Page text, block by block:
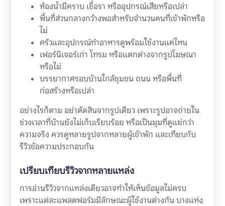
ห้องน้ำมีคราบ เชื้อรา หรืออุปกรณ์เสียหรือเปล่า
พื้นที่ส่วนกลางกว้างพอสำหรับจำนวนคนที่เข้าพักหรือ
ไม่
ครัวและอุปกรณ์ทำอาหารดูพร้อมใช้งานแค่ไหน
เฟอร์นิเจอร์เก่า โทรม หรือแตกต่างจากรูปโฆษณา
หรือไม่
บรรยากาศรอบบ้านใกล้ชุมชน ถนน หรือพื้นที่
ก่อสร้างหรือเปล่า
อย่างไรก็ตาม อย่าตัดสินจากรูปเดียว เพราะรูปอาจถ่ายใน
ช่วงเวลาที่บ้านยังไม่เก็บเรียบร้อย หรือเป็นมุมที่ดูแย่กว่า
ความจริง ควรดูหลายรูปจากหลายผู้เข้าพัก และเทียบกับ
รีวิวข้อความประกอบกัน
เปรียบเทียบรีวิวจากหลายแหล่ง
การอ่านรีวิวจากแหล่งเดียวอาจทำให้เห็นข้อมูลไม่ครบ
เพราะแต่ละแพลตฟอร์มมีลักษณะผู้ใช้งานต่างกัน บางแห่ง